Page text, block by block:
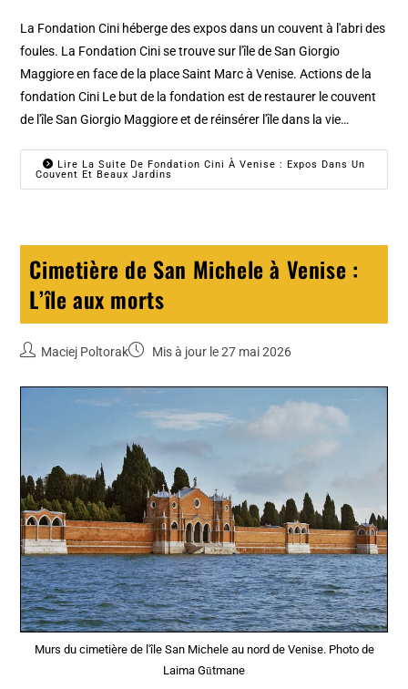
La Fondation Cini héberge des expos dans un couvent à l'abri des
foules. La Fondation Cini se trouve sur l'île de San Giorgio
Maggiore en face de la place Saint Marc à Venise. Actions de la
fondation Cini Le but de la fondation est de restaurer le couvent
de l'île San Giorgio Maggiore et de réinsérer l'île dans la vie…
Lire La Suite De Fondation Cini À Venise : Expos Dans Un
Couvent Et Beaux Jardins
Cimetière de San Michele à Venise :
L’île aux morts
Maciej Poltorak Mis à jour le 27 mai 2026
Murs du cimetière de l'île San Michele au nord de Venise. Photo de
Laima Gūtmane